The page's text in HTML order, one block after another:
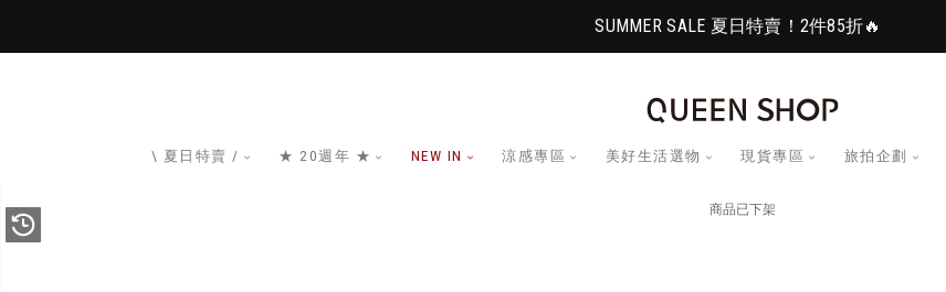
SUMMER SALE 夏日特賣！2件85折🔥
\ 夏日特賣 / ★ 20週年 ★ NEW IN 涼感專區 美好生活選物 現貨專區 旅拍企劃
商品已下架